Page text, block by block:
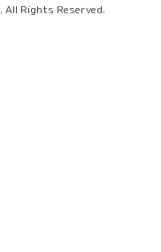
. All Rights Reserved.